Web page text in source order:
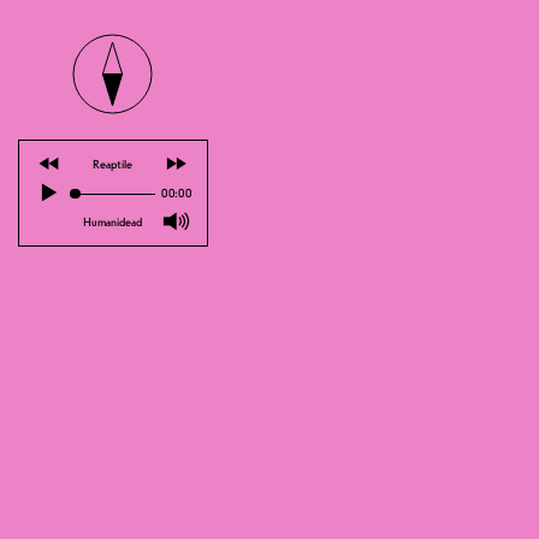
⏪ Reaptile
⏩
▶
00:00
Humanidead 🔊
Welche Freude ! Mit dem Album „ɪ
für einen laut-lauschigen
und treibenden Set zwischen
eröffnen mit Cole Berliner ? Wir